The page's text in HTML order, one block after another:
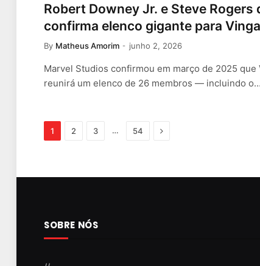
Robert Downey Jr. e Steve Rogers
confirma elenco gigante para
By Matheus Amorim junho 2, 2026
Marvel Studios confirmou em março de 2025
reunirá um elenco de 26 membros — incluindo o…
1 2 3 … 54 Next
SOBRE NÓS